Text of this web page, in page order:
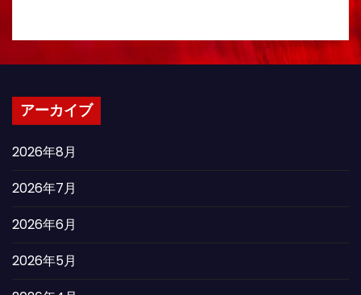
アーカイブ
2026年8月
2026年7月
2026年6月
2026年5月